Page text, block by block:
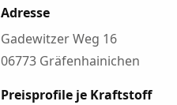
Adresse
Gadewitzer Weg 16
06773 Gräfenhainichen
Preisprofile je Kraftstoff